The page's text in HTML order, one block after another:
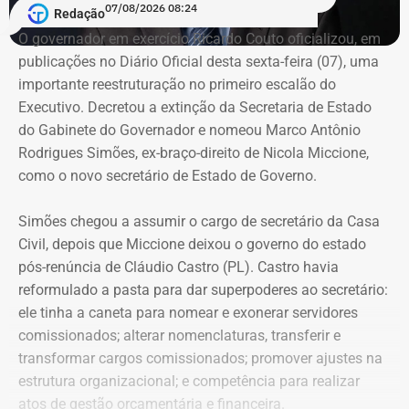
A partir da revelação dos abusos, o MPRJ aditou a
denúncia para incluir as acusações de estupro de
vulnerável, fornecimento de material pornográfico a
criança para fins libidinosos e instigação ao suicídio.
Com a decisão, o Conselho de Sentença reconheceu
integralmente a responsabilidade do ex-padre pelos
crimes apontados pelo MPRJ.
magistrada determinou que o arcebispo de Niterói seja
comunicado da sentença.
Com informações do colunista Ancelmo Gois, do Jornal
“O Globo”.
Couto extingue Gabinete do Governador
As baixas de peso não pararam por aí. Couto oficializou,
da Secretaria de Estado do Gabinete do Governador. Na
agora extinta pasta, o governador em exercício do Rio
promoveu uma dupla baixa no escalão de liderança com
a exoneração dos subsecretários adjuntos Mariana
Pisani Mata (Planejamento e Inovação) — ex-secretária
interina da pasta de Energia — e Paulo Roberto de Oliveira
Senise (Gestão e Desenvolvimento Territorial), nome de
forte circulação no setor do turismo.
Redação07/08/2026 08:24
O governador em exercício Ricardo Couto oficializou, em
publicações no Diário Oficial desta sexta-feira (07), uma
importante reestruturação no primeiro escalão do
Executivo. Decretou a extinção da Secretaria de Estado
do Gabinete do Governador e nomeou Marco Antônio
Rodrigues Simões, ex-braço-direito de Nicola Miccione,
como o novo secretário de Estado de Governo.
Simões chegou a assumir o cargo de secretário da Casa
Civil, depois que Miccione deixou o governo do estado
pós-renúncia de Cláudio Castro (PL). Castro havia
reformulado a pasta para dar superpoderes ao secretário:
ele tinha a caneta para nomear e exonerar servidores
comissionados; alterar nomenclaturas, transferir e
transformar cargos comissionados; promover ajustes na
estrutura organizacional; e competência para realizar
atos de gestão orçamentária e financeira.